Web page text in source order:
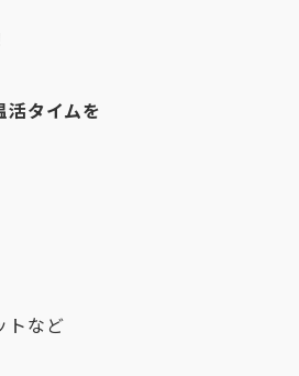
タイムを
トなど